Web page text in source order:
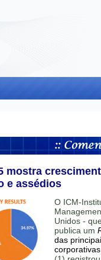
mostra
e assédios
O ICM-
Unidos -
publica um
das